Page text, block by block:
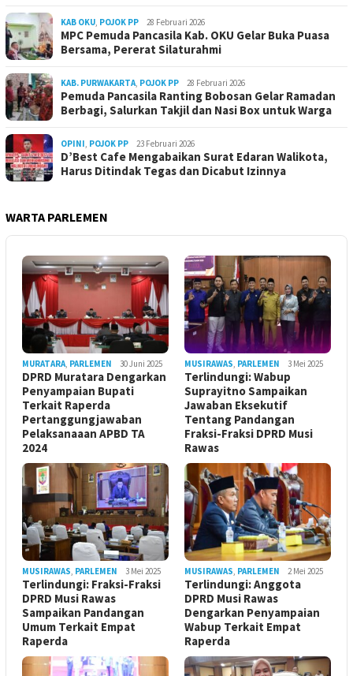
KAB OKU, POJOK PP 28 Februari 2026
MPC Pemuda Pancasila Kab. OKU Gelar Buka Puasa
Bersama, Pererat Silaturahmi
KAB. PURWAKARTA, POJOK PP 28 Februari 2026
Pemuda Pancasila Ranting Bobosan Gelar Ramadan
Berbagi, Salurkan Takjil dan Nasi Box untuk Warga
OPINI, POJOK PP 23 Februari 2026
D’Best Cafe Mengabaikan Surat Edaran Walikota,
Harus Ditindak Tegas dan Dicabut Izinnya
WARTA PARLEMEN
MURATARA, PARLEMEN 30 Juni 2025
DPRD Muratara Dengarkan
Penyampaian Bupati
Terkait Raperda
Pertanggungjawaban
Pelaksanaaan APBD TA
2024
MUSIRAWAS, PARLEMEN 3 Mei 2025
Terlindungi: Wabup
Suprayitno Sampaikan
Jawaban Eksekutif
Tentang Pandangan
Fraksi-Fraksi DPRD Musi
Rawas
MUSIRAWAS, PARLEMEN 3 Mei 2025
Terlindungi: Fraksi-Fraksi
DPRD Musi Rawas
Sampaikan Pandangan
Umum Terkait Empat
Raperda
MUSIRAWAS, PARLEMEN 2 Mei 2025
Terlindungi: Anggota
DPRD Musi Rawas
Dengarkan Penyampaian
Wabup Terkait Empat
Raperda